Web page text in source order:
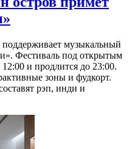
музыкальный
Фестиваль под открытым
12:00 и продлится до 23:00.
зоны и фудкорт.
рэп, инди и